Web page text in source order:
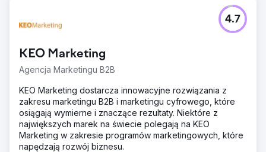
KEO Marketing
Agencja Marketingu B2B
4.7
KEO Marketing dostarcza innowacyjne rozwiązania z
zakresu marketingu B2B i marketingu cyfrowego, które
osiągają wymierne i znaczące rezultaty. Niektóre z
największych marek na świecie polegają na KEO
Marketing w zakresie programów marketingowych, które
napędzają rozwój biznesu.